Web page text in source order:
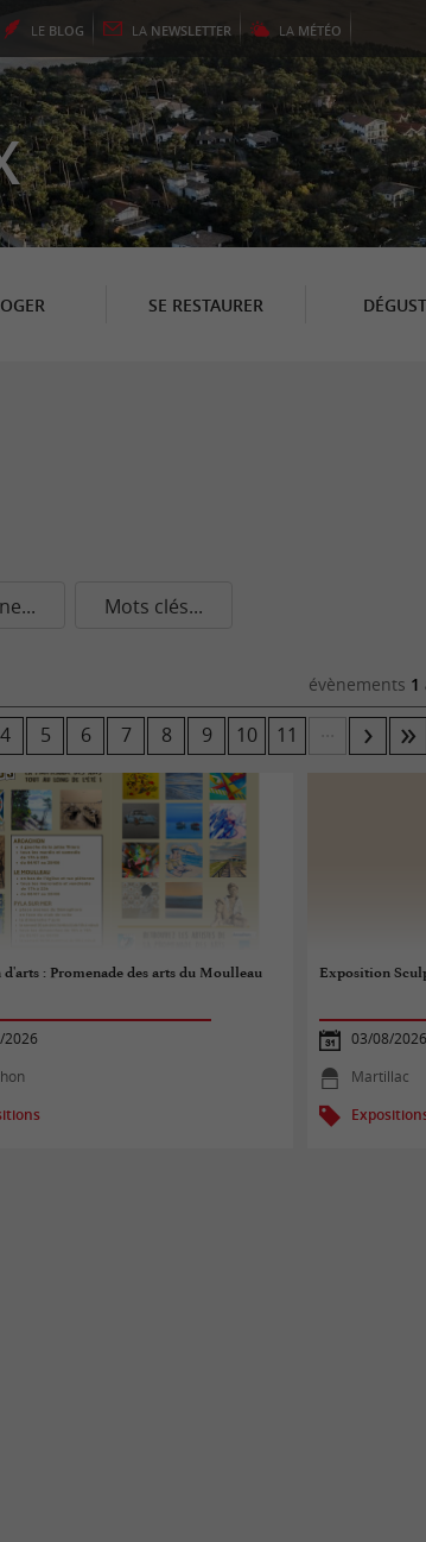
LE BLOG LA NEWSLETTER LA MÉTÉO
SE RESTAURER
Mots clés...
évènements 1
4 5 6 7 8 9 10 11
: Promenade des arts du Moulleau Exposition
03/08/
Martillac